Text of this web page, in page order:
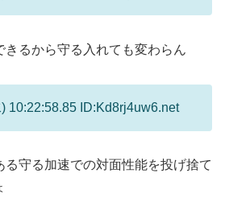
きるから守る入れても変わらん
10:22:58.85 ID:Kd8rj4uw6.net
守る加速での対面性能を投げ捨て